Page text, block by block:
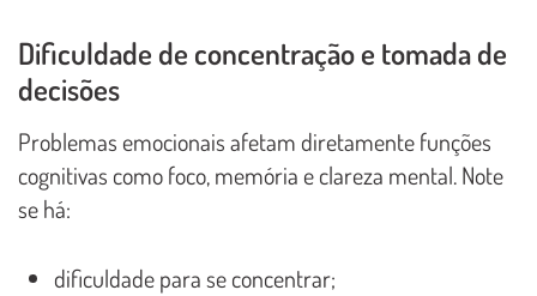
Dificuldade de concentração e tomada de
decisões
Problemas emocionais afetam diretamente funções
cognitivas como foco, memória e clareza mental. Note
se há:
dificuldade para se concentrar;